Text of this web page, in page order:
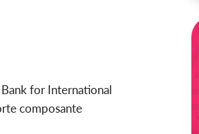
Bank for International
composante